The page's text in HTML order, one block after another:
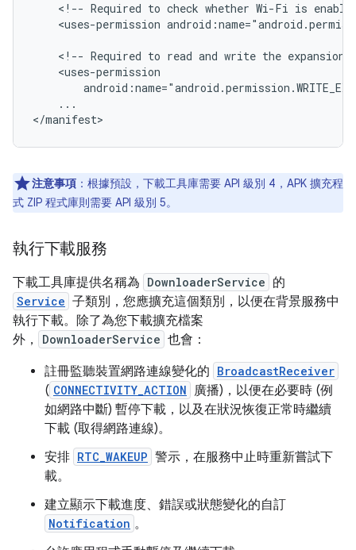
<!-- Required to check whether Wi-Fi is
<uses-permission
<!-- Required to read and write the expansion
...
</manifest>
注意事項 ：根據預設，下載工具庫需要 API 級別 4，APK 擴充程
式 ZIP 程式庫則需要 API 級別 5。
執行下載服務
下載工具庫提供名稱為 DownloaderService 的
Service 子類別，您應擴充這個類別，以便在背景服務中
執行下載。除了為您下載擴充檔案
外，
DownloaderService 也會：
註冊監聽裝置網路連線變化的 BroadcastReceiver
( CONNECTIVITY_ACTION 廣播)，以便在必要時 (例
如網路中斷) 暫停下載，以及在狀況恢復正常時繼續
下載 (取得網路連線)。
安排 RTC_WAKEUP 警示，在服務中止時重新嘗試下
載。
建立顯示下載進度、錯誤或狀態變化的自訂
Notification 。